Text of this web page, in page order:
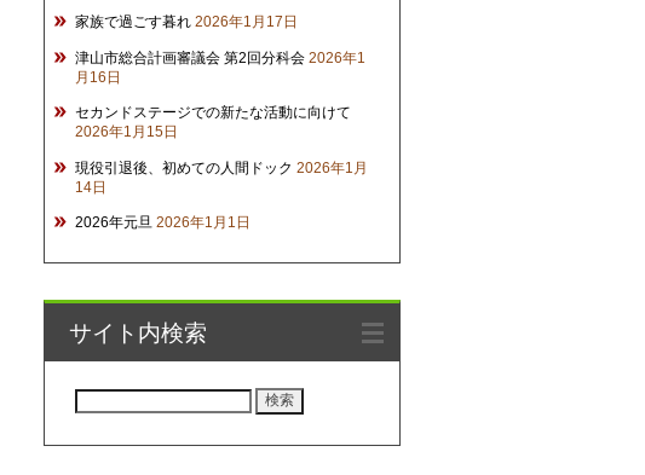
家族で過ごす暮れ 2026年1月17日
津山市総合計画審議会 第2回分科会 2026年1
月16日
セカンドステージでの新たな活動に向けて
2026年1月15日
現役引退後、初めての人間ドック 2026年1月
14日
2026年元旦 2026年1月1日
サイト内検索